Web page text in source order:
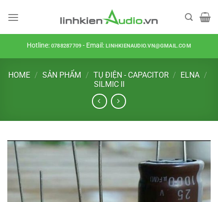
Hotline:0788287709 - Email:LINHKIENAUDIO.VN@GMAIL.COM
HOME / SẢN PHẨM / TỤ ĐIỆN - CAPACITOR / ELNA /
SILMIC II